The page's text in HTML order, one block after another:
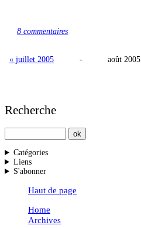
8 commentaires
« juillet 2005 - août 2005
Recherche
Catégories
Liens
S'abonner
Haut de page
Home
Archives